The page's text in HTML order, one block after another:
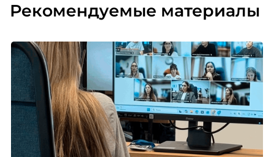
Рекомендуемые материалы